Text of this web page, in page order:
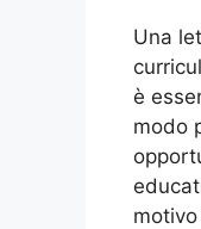
Una
è
modo